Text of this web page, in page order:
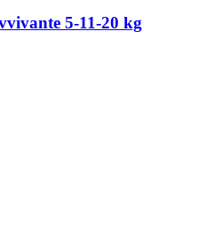
5-11-20 kg